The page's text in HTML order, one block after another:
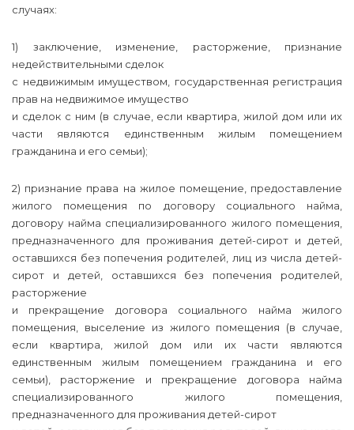
случаях:
1) заключение, изменение, расторжение, признание
недействительными сделок
с недвижимым имуществом, государственная регистрация
прав на недвижимое имущество
и сделок с ним (в случае, если квартира, жилой дом или их
части являются единственным жилым помещением
гражданина и его семьи);
2) признание права на жилое помещение, предоставление
жилого помещения по договору социального найма,
договору найма специализированного жилого помещения,
предназначенного для проживания детей-сирот и детей,
оставшихся без попечения родителей, лиц из числа детей-
сирот и детей, оставшихся без попечения родителей,
расторжение
и прекращение договора социального найма жилого
помещения, выселение из жилого помещения (в случае,
если квартира, жилой дом или их части являются
единственным жилым помещением гражданина и его
семьи), расторжение и прекращение договора найма
специализированного жилого помещения,
предназначенного для проживания детей-сирот